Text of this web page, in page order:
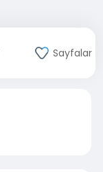
Sayfalar